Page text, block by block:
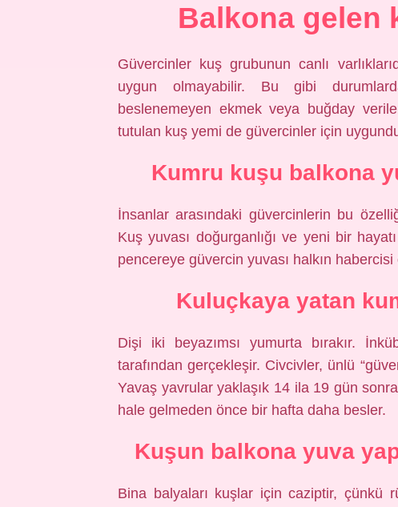
Balkona gelen
Güvercinler kuş grubunun canlı
uygun olmayabilir. Bu gibi
beslenemeyen ekmek veya buğday
tutulan kuş yemi de güvercinler için
Kumru kuşu balkona
İnsanlar arasındaki güvercinlerin bu
Kuş yuvası doğurganlığı ve yeni bir
pencereye güvercin yuvası halkın habercisi
Kuluçkaya yatan
Dişi iki beyazımsı yumurta bırakır.
tarafından gerçekleşir. Civcivler, ünlü
Yavaş yavrular yaklaşık 14 ila 19 gün
hale gelmeden önce bir hafta daha besler.
Kuşun balkona yuva
Bina balyaları kuşlar için caziptir, çünkü